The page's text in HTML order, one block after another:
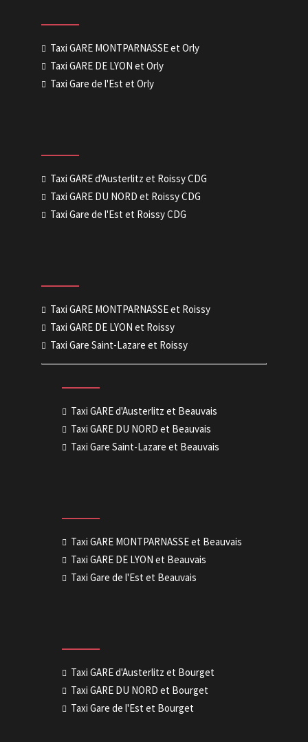
Taxi GARE MONTPARNASSE et Orly
Taxi GARE DE LYON et Orly
Taxi Gare de l'Est et Orly
Taxi GARE d'Austerlitz et Roissy CDG
Taxi GARE DU NORD et Roissy CDG
Taxi Gare de l'Est et Roissy CDG
Taxi GARE MONTPARNASSE et Roissy
Taxi GARE DE LYON et Roissy
Taxi Gare Saint-Lazare et Roissy
Taxi GARE d'Austerlitz et Beauvais
Taxi GARE DU NORD et Beauvais
Taxi Gare Saint-Lazare et Beauvais
Taxi GARE MONTPARNASSE et Beauvais
Taxi GARE DE LYON et Beauvais
Taxi Gare de l'Est et Beauvais
Taxi GARE d'Austerlitz et Bourget
Taxi GARE DU NORD et Bourget
Taxi Gare de l'Est et Bourget